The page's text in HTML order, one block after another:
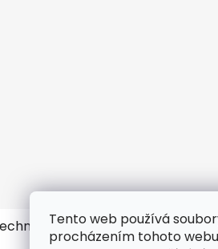
Tento web používá
procházením tohoto
práva vyhrazena.Upravit